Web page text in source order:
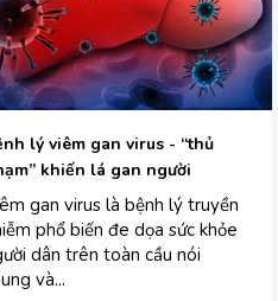
lý viêm gan virus - “thủ
khiến lá gan người
gan virus là bệnh lý truyền
phổ biến đe dọa sức khỏe
dân trên toàn cầu nói
và...